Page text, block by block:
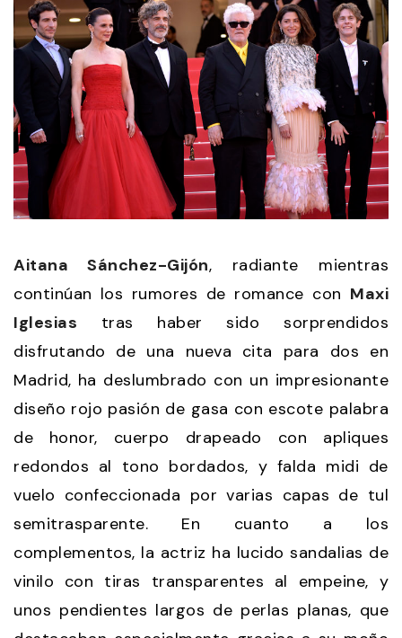
Aitana Sánchez-Gijón, radiante mientras
continúan los rumores de romance con Maxi
Iglesias tras haber sido sorprendidos
disfrutando de una nueva cita para dos en
Madrid, ha deslumbrado con un impresionante
diseño rojo pasión de gasa con escote palabra
de honor, cuerpo drapeado con apliques
redondos al tono bordados, y falda midi de
vuelo confeccionada por varias capas de tul
semitrasparente. En cuanto a los
complementos, la actriz ha lucido sandalias de
vinilo con tiras transparentes al empeine, y
unos pendientes largos de perlas planas, que